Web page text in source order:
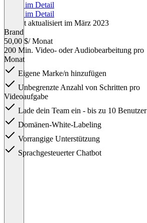
Preise im Detail
Preise im Detail
Zuletzt aktualisiert im März 2023
Brand
50,00 $/ Monat
200 Min. Video- oder Audiobearbeitung pro
Monat
Eigene Marke/n hinzufügen
Unbegrenzte Anzahl von Schritten pro
Videoaufgabe
Lade dein Team ein - bis zu 10 Benutzer
Domänen-White-Labeling
Vorrangige Unterstützung
Sprachgesteuerter Chatbot